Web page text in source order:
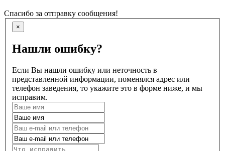
Спасибо за отправку сообщения!
×
Нашли ошибку?
Если Вы нашли ошибку или неточность в
представленной информации, поменялся адрес или
телефон заведения, то укажите это в форме ниже, и мы
исправим.